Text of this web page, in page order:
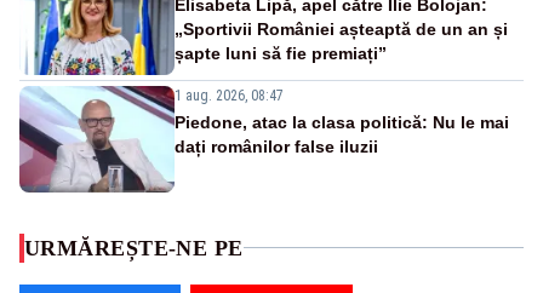
Elisabeta Lipă, apel către Ilie Bolojan:
„Sportivii României așteaptă de un an și
șapte luni să fie premiați”
1 aug. 2026, 08:47
Piedone, atac la clasa politică: Nu le mai
dați românilor false iluzii
URMĂREȘTE-NE PE